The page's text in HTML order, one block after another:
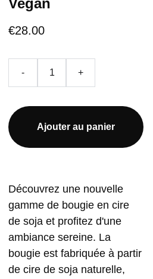
Vegan
€28.00
- +
Ajouter au panier
Découvrez une nouvelle
gamme de bougie en cire
de soja et profitez d'une
ambiance sereine. La
bougie est fabriquée à partir
de cire de soja naturelle,